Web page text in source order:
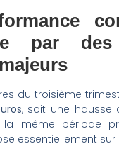
par
du troisième
, soit une hausse
même période
essentiellement sur :